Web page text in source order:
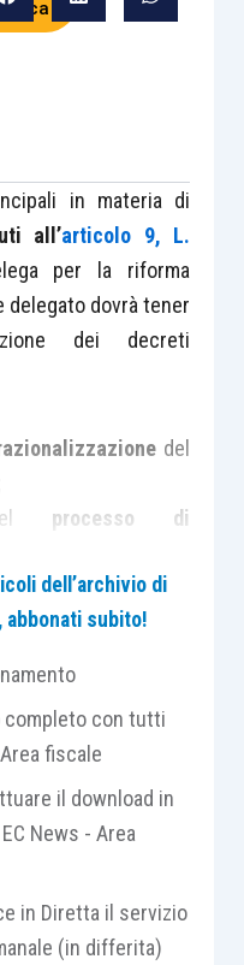
in materia di
all’articolo 9, L.
per la riforma
dovrà tener
dei decreti
del
processo di
fiscale delle
divieto di abuso del
in primo luogo,
il principio di
tale
Ires (diversi dalle
2435-ter cod.
articolo 83 Tuir
dell’archivio di
abbonati subito!
completo con tutti
fiscale
il download in
News - Area
in Diretta il servizio
(in differita)